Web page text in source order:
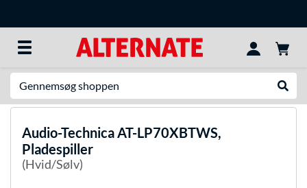
Audio-TechnicaAT-LP70XBTWS,
Pladespiller
(Hvid/Sølv)